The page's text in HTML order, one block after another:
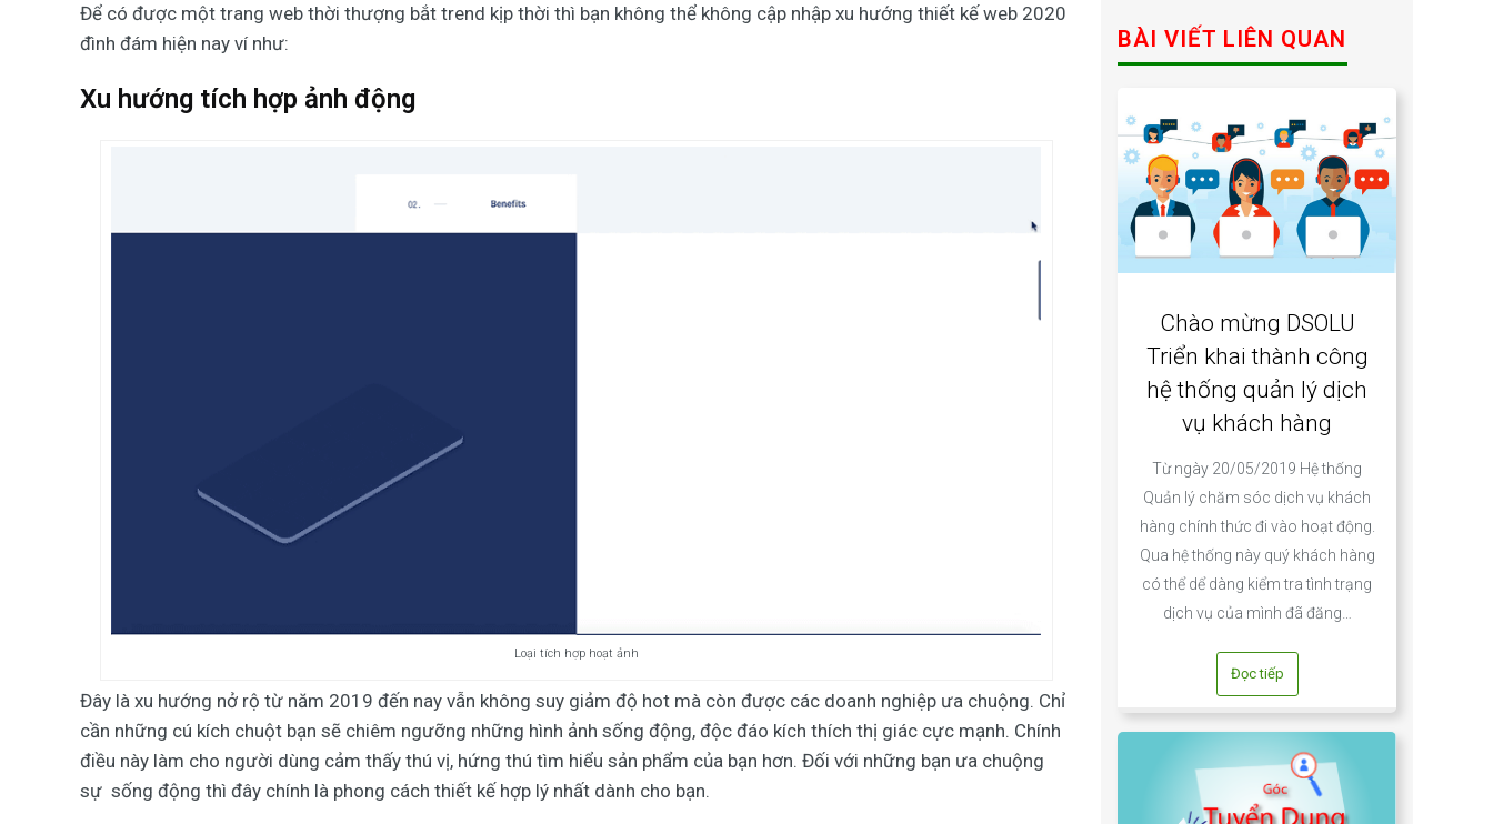
Để có được một trang web thời thượng bắt trend kịp thời thì bạn không thể không cập nhập xu hướng thiết kế web 2020
đình đám hiện nay ví như:
Xu hướng tích hợp ảnh động
Loại tích hợp hoạt ảnh
Đây là xu hướng nở rộ từ năm 2019 đến nay vẫn không suy giảm độ hot mà còn được các doanh nghiệp ưa chuộng. Chỉ
cần những cú kích chuột bạn sẽ chiêm ngưỡng những hình ảnh sống động, độc đáo kích thích thị giác cực mạnh. Chính
điều này làm cho người dùng cảm thấy thú vị, hứng thú tìm hiểu sản phẩm của bạn hơn. Đối với những bạn ưa chuộng
sự sống động thì đây chính là phong cách thiết kế hợp lý nhất dành cho bạn.
BÀI VIẾT LIÊN QUAN
Chào mừng DSOLU
Triển khai thành công
hệ thống quản lý dịch
vụ khách hàng
Từ ngày 20/05/2019 Hệ thống
Quản lý chăm sóc dịch vụ khách
hàng chính thức đi vào hoạt động.
Qua hệ thống này quý khách hàng
có thể dể dàng kiểm tra tình trạng
dịch vụ của mình đã đăng…
Đọc tiếp